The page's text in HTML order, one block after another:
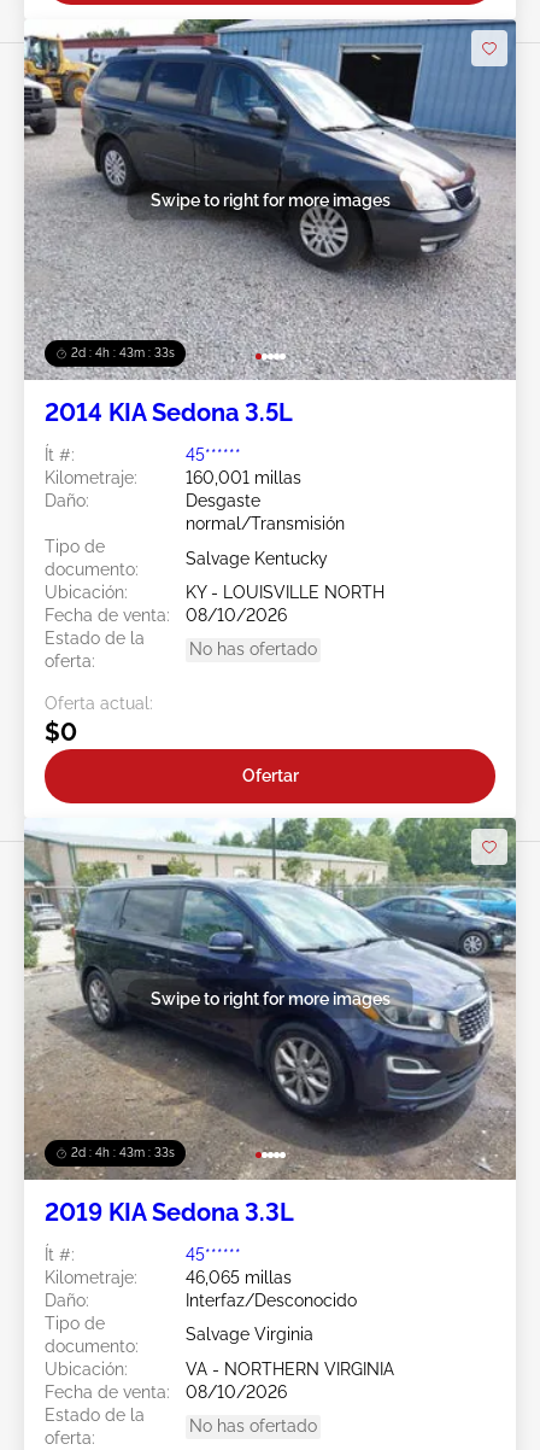
2d : 4h : 43m : 30s
Swipe to right for more images
2014 KIA Sedona 3.5L
Ít #:
45******
Kilometraje:
160,001 millas
Daño:
Desgaste
normal/Transmisión
Tipo de
documento:
Salvage Kentucky
Ubicación:
KY - LOUISVILLE NORTH
Fecha de venta:
08/10/2026
Estado de la
oferta:
No has ofertado
Oferta actual:
$0
Ofertar
2d : 4h : 43m : 30s
Swipe to right for more images
2019 KIA Sedona 3.3L
Ít #:
45******
Kilometraje:
46,065 millas
Daño:
Interfaz/Desconocido
Tipo de
documento:
Salvage Virginia
Ubicación:
VA - NORTHERN VIRGINIA
Fecha de venta:
08/10/2026
Estado de la
oferta:
No has ofertado